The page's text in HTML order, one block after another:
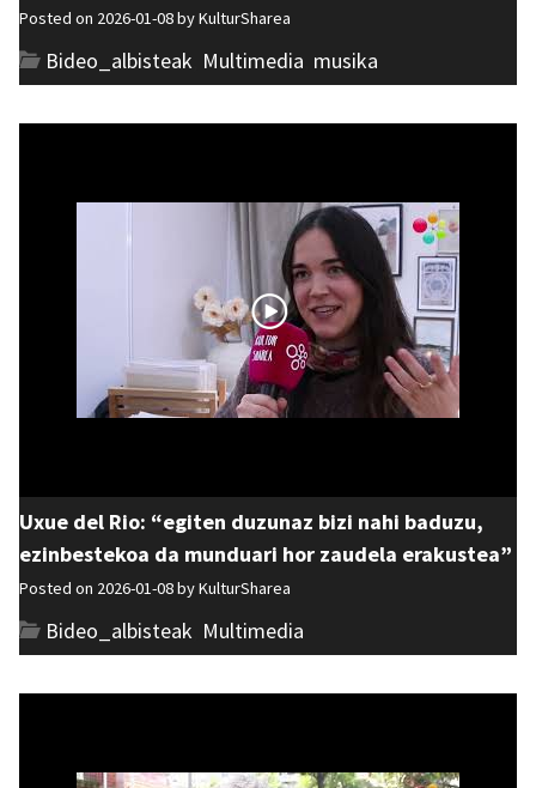
Posted on 2026-01-08 byKulturSharea
Bideo_albisteak Multimedia musika
Uxue del Rio: “egiten duzunaz bizi nahi baduzu,
ezinbestekoa da munduari hor zaudela erakustea”
Posted on 2026-01-08 byKulturSharea
Bideo_albisteak Multimedia